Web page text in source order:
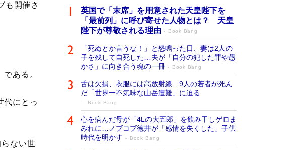
も開催さ
ある。
代にとっ
ない世
英国で「末席」を用意された天皇陛下を
「最前列」に呼び寄せた人物とは？ 天皇
陛下が尊敬される理由
Book Bang
「死ぬとか言うな！」と怒鳴った日、妻は2人の
子を残して自死した…夫が「自分の犯した罪や愚
かさ」に向き合う魂の一冊
Book Bang
舌は欠損、衣服には高放射線…9人の若者が死ん
だ「世界一不気味な山岳遭難」に迫る
Book Bang
心を病んだ母が「4Lの大五郎」を飲み干しゲロま
みれに…ノブコブ徳井が「感情を失くした」子供
時代を明かす
Book Bang